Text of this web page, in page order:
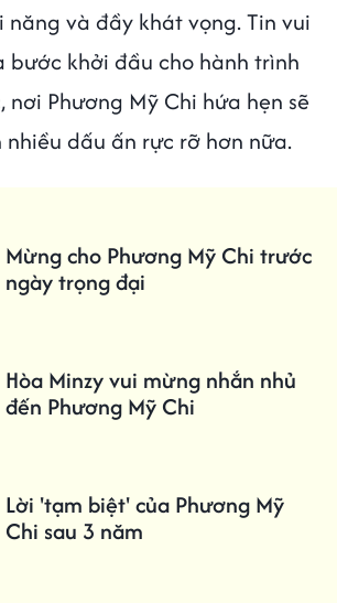
và đầy khát vọng. Tin vui
bước khởi đầu cho hành trình
Phương Mỹ Chi hứa hẹn sẽ
dấu ấn rực rỡ hơn nữa.
Mừng cho Phương Mỹ Chi trước
ngày trọng đại
Hòa Minzy vui mừng nhắn nhủ
đến Phương Mỹ Chi
Lời 'tạm biệt' của Phương Mỹ
Chi sau 3 năm